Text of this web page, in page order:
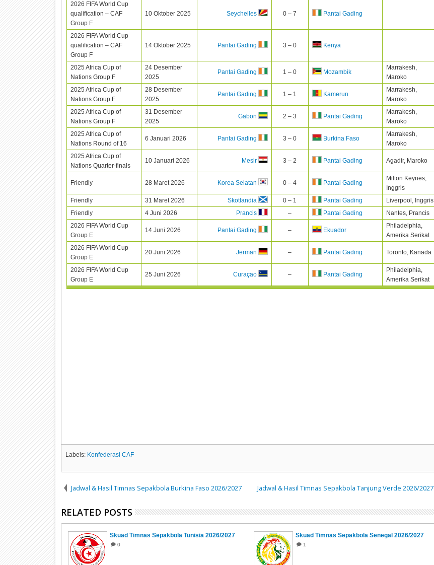
2026 FIFA World Cup
qualification – CAF
Group F
10 Oktober 2025 Seychelles 0 – 7 Pantai Gading
2026 FIFA World Cup
qualification – CAF
Group F
14 Oktober 2025 Pantai Gading 3 – 0 Kenya
2025 Africa Cup of
Nations Group F
24 Desember
2025
Pantai Gading 1 – 0 Mozambik
Marrakesh,
Maroko
2025 Africa Cup of
Nations Group F
28 Desember
2025
Pantai Gading 1 – 1 Kamerun
Marrakesh,
Maroko
2025 Africa Cup of
Nations Group F
31 Desember
2025
Gabon 2 – 3 Pantai Gading
Marrakesh,
Maroko
2025 Africa Cup of
Nations Round of 16
6 Januari 2026 Pantai Gading 3 – 0 Burkina Faso
Marrakesh,
Maroko
2025 Africa Cup of
Nations Quarter-finals
10 Januari 2026 Mesir 3 – 2 Pantai Gading Agadir, Maroko
Friendly 28 Maret 2026 Korea Selatan 0 – 4 Pantai Gading
Milton Keynes,
Inggris
Friendly
31 Maret 2026 Skotlandia 0 – 1 Pantai Gading
Liverpool, Inggris
Friendly
4 Juni 2026 Prancis – Pantai Gading
Nantes, Prancis
2026 FIFA World Cup
Group E
14 Juni 2026 Pantai Gading – Ekuador
Philadelphia,
Amerika Serikat
2026 FIFA World Cup
Group E
20 Juni 2026 Jerman – Pantai Gading Toronto, Kanada
2026 FIFA World Cup
Group E
25 Juni 2026 Curaçao – Pantai Gading
Philadelphia,
Amerika Serikat
Labels: Konfederasi CAF
Jadwal & Hasil Timnas Sepakbola Burkina Faso 2026/2027 Jadwal & Hasil Timnas Sepakbola Tanjung Verde 2026/2027
RELATED POSTS
Skuad Timnas Sepakbola Tunisia 2026/2027
0
Skuad Timnas Sepakbola Senegal 2026/2027
1